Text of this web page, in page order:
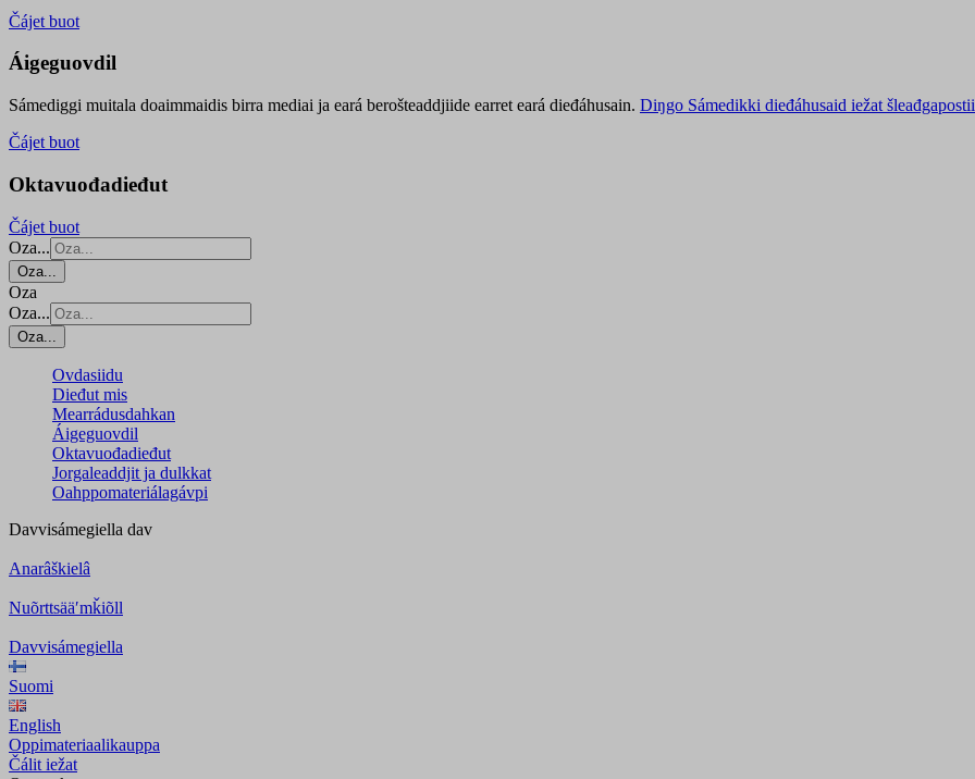
Čájet buot
Áigeguovdil
Sámediggi muitala doaimmaidis birra mediai ja eará berošteaddjiide earret eará dieđáhusain. Diŋgo Sámedikki dieđáhusaid iežat šleađgapostii
Čájet buot
Oktavuođadieđut
Čájet buot
Oza...
Oza...
Oza
Oza...
Oza...
Ovdasiidu
Dieđut mis
Mearrádusdahkan
Áigeguovdil
Oktavuođadieđut
Jorgaleaddjit ja dulkkat
Oahppomateriálagávpi
Davvisámegiella dav
Anarâškielâ
Nuõrttsääʹmǩiõll
Davvisámegiella
Suomi
English
Oppimateriaalikauppa
Čálit iežat